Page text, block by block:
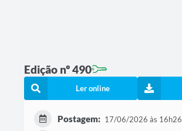
Edição nº 490
Ler online
Postagem: 17/06/2026 às 16h26